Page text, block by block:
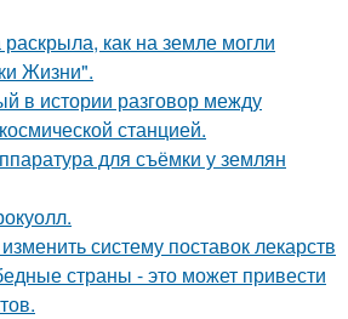
как на земле могли
Жизни".
в истории разговор между
станцией.
для съёмки у землян
систему поставок лекарств
страны - это может привести